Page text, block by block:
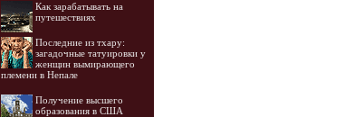
Как зарабатывать на
путешествиях
Последние из тхару:
загадочные татуировки у
женщин вымирающего
племени в Непале
Получение высшего
образования в США